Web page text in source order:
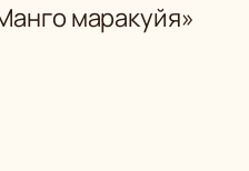
маракуйя»